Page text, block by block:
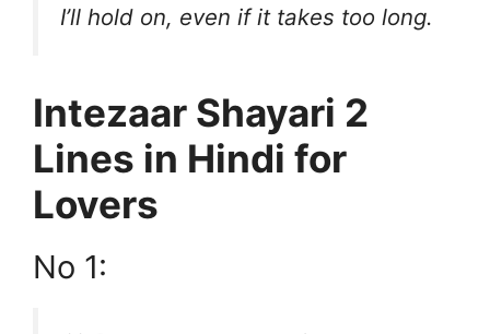
I’ll hold on, even if it takes too long.
Intezaar Shayari 2
Lines in Hindi for
Lovers
No 1: